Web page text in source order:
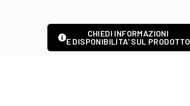
CHIEDI INFORMAZIONI
E DISPONIBILITA' SUL PRODOTTO